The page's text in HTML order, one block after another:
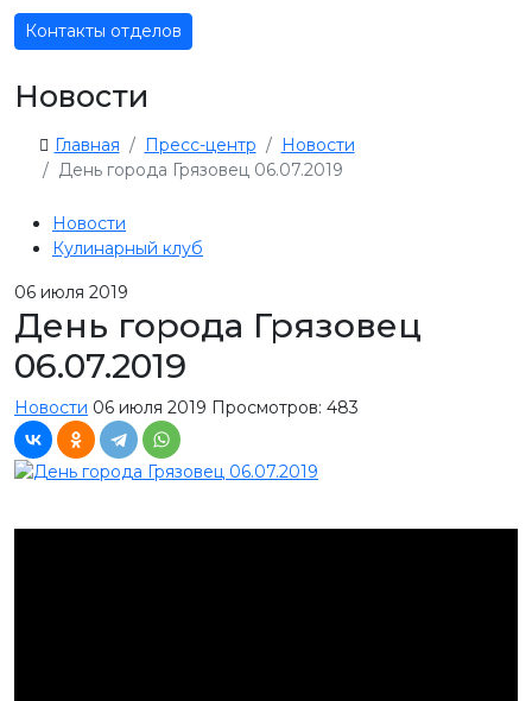
Контакты отделов
Новости
Главная Пресс-центр
Новости
День города Грязовец 06.07.2019
Новости
Кулинарный клуб
06 июля 2019
День города Грязовец
06.07.2019
Новости 06 июля 2019 Просмотров: 483